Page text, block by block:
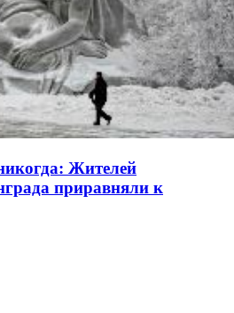
Жителей
приравняли к